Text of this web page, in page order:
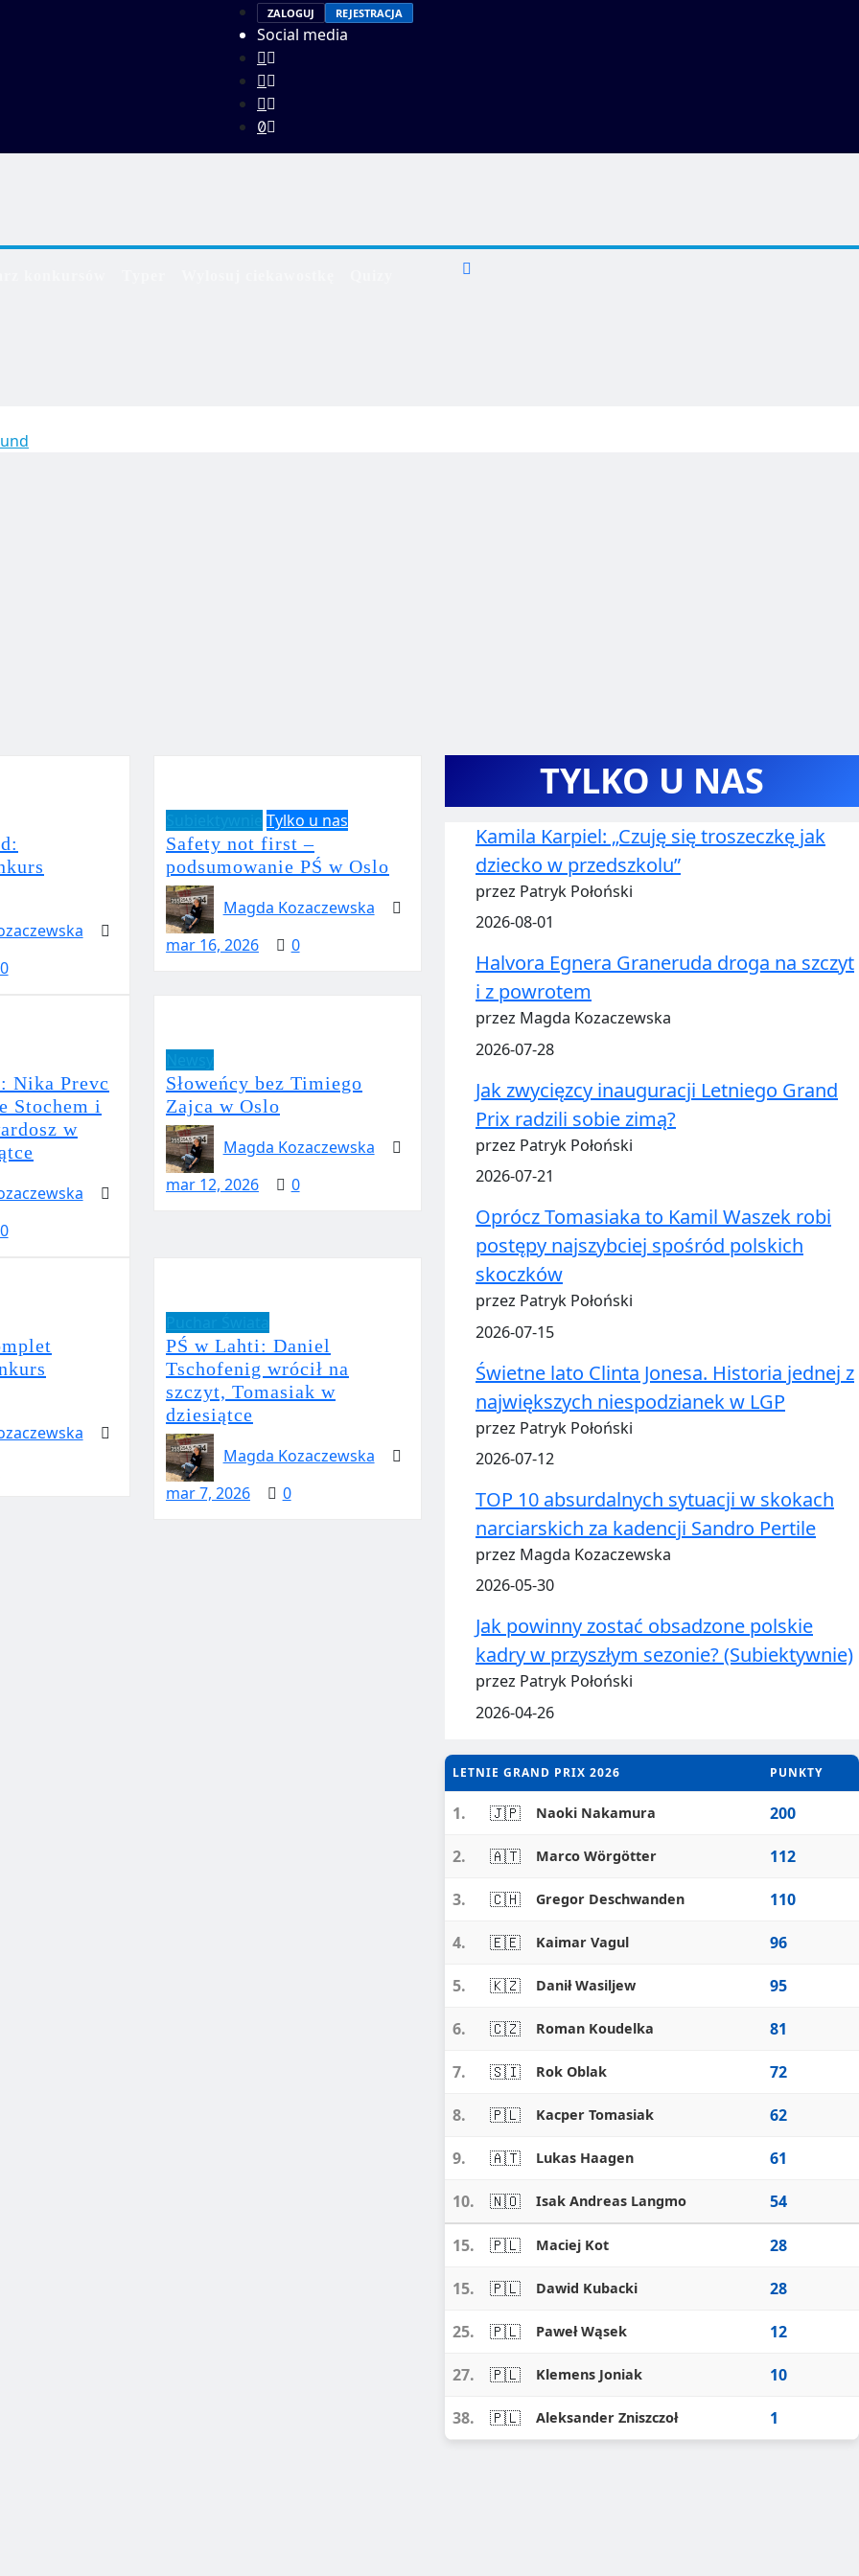
ZALOGUJ REJESTRACJA
Social media
0
Tylko u nas
Safety not first –
podsumowanie PŚ w Oslo
Magda Kozaczewska
mar 16, 2026
0
Nika Prevc
Stochem i
w
0
Słoweńcy bez Timiego
Zajca w Oslo
Magda Kozaczewska
mar 12, 2026
0
PŚ w Lahti: Daniel
Tschofenig wrócił na
szczyt, Tomasiak w
dziesiątce
Magda Kozaczewska
mar 7, 2026
0
TYLKO U NAS
Kamila Karpiel: „Czuję się troszeczkę jak
dziecko w przedszkolu”
przez Patryk Połoński
2026-08-01
Halvora Egnera Graneruda droga na szczyt
i z powrotem
przez Magda Kozaczewska
2026-07-28
Jak zwycięzcy inauguracji Letniego Grand
Prix radzili sobie zimą?
przez Patryk Połoński
2026-07-21
Oprócz Tomasiaka to Kamil Waszek robi
postępy najszybciej spośród polskich
skoczków
przez Patryk Połoński
2026-07-15
Świetne lato Clinta Jonesa. Historia jednej z
największych niespodzianek w LGP
przez Patryk Połoński
2026-07-12
TOP 10 absurdalnych sytuacji w skokach
narciarskich za kadencji Sandro Pertile
przez Magda Kozaczewska
2026-05-30
Jak powinny zostać obsadzone polskie
kadry w przyszłym sezonie? (Subiektywnie)
przez Patryk Połoński
2026-04-26
LETNIE GRAND PRIX 2026 PUNKTY
1. 🇯🇵 Naoki Nakamura 200
2. 🇦🇹 Marco Wörgötter 112
3. 🇨🇭 Gregor Deschwanden 110
4. 🇪🇪 Kaimar Vagul 96
5. 🇰🇿 Danił Wasiljew 95
6. 🇨🇿 Roman Koudelka 81
7. 🇸🇮 Rok Oblak 72
8. 🇵🇱 Kacper Tomasiak 62
9. 🇦🇹 Lukas Haagen 61
10. 🇳🇴 Isak Andreas Langmo 54
15. 🇵🇱 Maciej Kot 28
15. 🇵🇱 Dawid Kubacki 28
25. 🇵🇱 Paweł Wąsek 12
27. 🇵🇱 Klemens Joniak 10
38. 🇵🇱 Aleksander Zniszczoł 1